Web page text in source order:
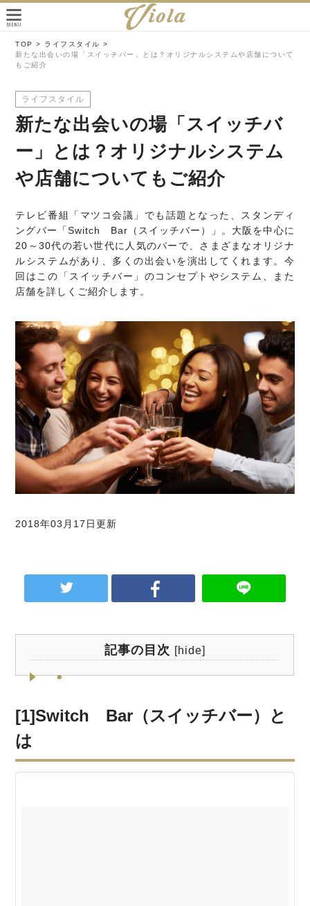
TOP >
ライフスタイル >
新たな出会いの場「スイッチバー」とは？オリジナルシステムや店舗について
もご紹介
ライフスタイル
新たな出会いの場「スイッチバ
ー」とは？オリジナルシステム
や店舗についてもご紹介
テレビ番組「マツコ会議」でも話題となった、スタンディ
ングバー「Switch Bar（スイッチバー）」。大阪を中心に
20～30代の若い世代に人気のバーで、さまざまなオリジナ
ルシステムがあり、多くの出会いを演出してくれます。今
回はこの「スイッチバー」のコンセプトやシステム、また
店舗を詳しくご紹介します。
2018年03月17日更新
記事の目次 [hide]
[1]Switch Bar（スイッチバー）と
は